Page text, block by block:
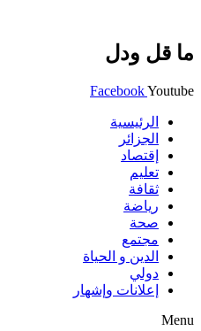
ما قل ودل
FacebookYoutube
الرئيسية
الجزائر
إقتصاد
تعليم
ثقافة
رياضة
صحة
مجتمع
الدين و الحياة
دولي
إعلانات وإشهار
Menu